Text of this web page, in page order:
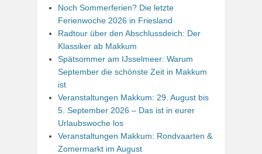
Noch Sommerferien? Die letzte
Ferienwoche 2026 in Friesland
Radtour über den Abschlussdeich: Der
Klassiker ab Makkum
Spätsommer am IJsselmeer: Warum
September die schönste Zeit in Makkum
ist
Veranstaltungen Makkum: 29. August bis
5. September 2026 – Das ist in eurer
Urlaubswoche los
Veranstaltungen Makkum: Rondvaarten &
Zomermarkt im August